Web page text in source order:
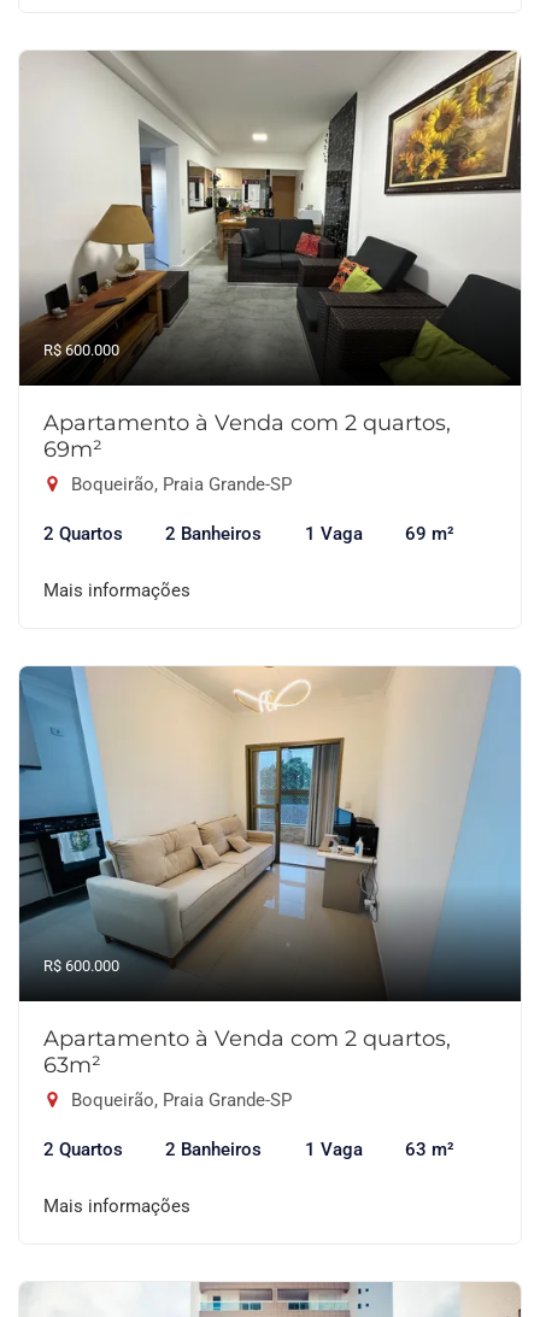
R$ 600.000
Apartamento à Venda com 2 quartos,
69m²
Boqueirão, Praia Grande-SP
2 Quartos 2 Banheiros 1 Vaga 69 m²
Mais informações
R$ 600.000
Apartamento à Venda com 2 quartos,
63m²
Boqueirão, Praia Grande-SP
2 Quartos 2 Banheiros 1 Vaga 63 m²
Mais informações